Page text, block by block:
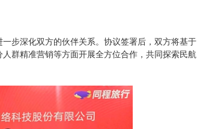
步深化双方的伙伴关系。协议签署后，双方将基于
群精准营销等方面开展全方位合作，共同探索民航